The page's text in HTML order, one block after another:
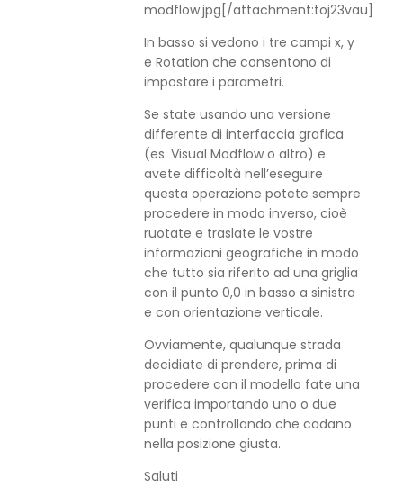
modflow.jpg [/attachment:toj23vau]
In basso si vedono i tre campi x, y
e Rotation che consentono di
impostare i parametri.
Se state usando una versione
differente di interfaccia grafica
(es. Visual Modflow o altro) e
avete difficoltà nell’eseguire
questa operazione potete sempre
procedere in modo inverso, cioè
ruotate e traslate le vostre
informazioni geografiche in modo
che tutto sia riferito ad una griglia
con il punto 0,0 in basso a sinistra
e con orientazione verticale.
Ovviamente, qualunque strada
decidiate di prendere, prima di
procedere con il modello fate una
verifica importando uno o due
punti e controllando che cadano
nella posizione giusta.
Saluti